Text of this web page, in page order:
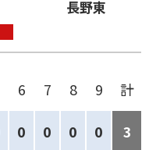
長野東
6 7 8 9 計
0 0 0 0 3